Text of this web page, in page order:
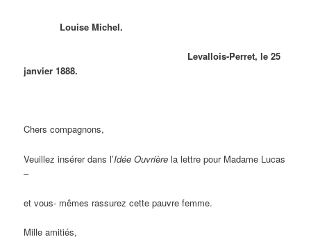
Louise Michel.
Levallois-Perret, le 25
janvier 1888.
Chers compagnons,
Veuillez insérer dans l’Idée Ouvrière la lettre pour Madame Lucas
–
et vous- mêmes rassurez cette pauvre femme.
Mille amitiés,